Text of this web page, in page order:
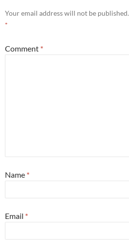
Your email address will not be published.
*
Comment *
Name *
Email *